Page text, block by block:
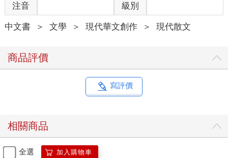
這樣的人，有十分值得崇拜的人格特質：不示弱，不喜歡輸，不
計較，有事一肩挑。不論男女，都是硬漢。
有了這些特質，在事業上多半都有成績，但在內心深處常有他人
我有這樣的朋友：二十多歲時創業，自以為體力無限，寫程式可
以連寫二十四個小時，煙連抽三包，一頓飯也沒記得吃。自以為
一般人失戀，好歹也要花一、兩個月黯然神傷。但偏偏有人的復
要求分手。她沒有問為什麼，只是在電話這頭沉默了一會兒，說
「我知道了」，掛掉電話。之後，她打電話給我，說：「唉，我
失戀了。」語帶哽咽。
注音 級別
中文書 ＞ 文學 ＞ 現代華文創作 ＞ 現代散文
商品評價
寫評價
相關商品
全選 加入購物車